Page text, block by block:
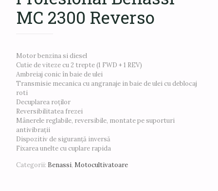
MC 2300 Reverso
Motor benzina si diesel
Cutie de viteze cu 2 trepte (1 FWD + 1 REV)
Ambreiaj conic în baie de ulei
Transmisie mecanica cu angranaje in baie de ulei cu deblocaj
roti
Decuplarea roților
Reversibilitatea frezei
Mânerele reglabile, reversibile, montate pe suporturi
antivibrații
Dispozitiv de siguranță inversă
Fixarea unelte cu cuplare rapida
Categorii: Benassi, Motocultivatoare